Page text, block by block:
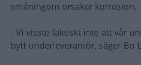
småningom orsakar korrosion.
- Vi visste faktiskt inte att vår
bytt underleverantör, säger Bo